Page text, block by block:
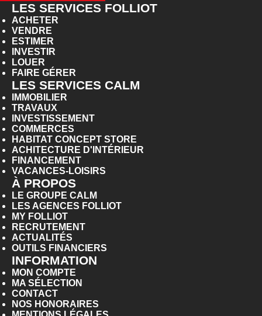
LES SERVICES FOLLIOT
ACHETER
VENDRE
ESTIMER
INVESTIR
LOUER
FAIRE GÉRER
LES SERVICES CALM
IMMOBILIER
TRAVAUX
INVESTISSEMENT
COMMERCES
HABITAT CONCEPT STORE
ACHITECTURE D'INTÉRIEUR
FINANCEMENT
VACANCES-LOISIRS
À PROPOS
LE GROUPE CALM
LES AGENCES FOLLIOT
MY FOLLIOT
RECRUTEMENT
ACTUALITÉS
OUTILS FINANCIERS
INFORMATION
MON COMPTE
MA SÉLECTION
CONTACT
NOS HONORAIRES